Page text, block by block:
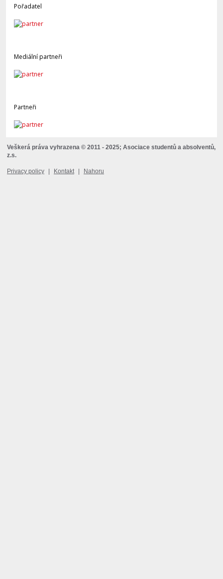
Pořadatel
Mediální partneři
Partneři
Veškerá práva vyhrazena © 2011 - 2025; Asociace studentů a absolventů,
z.s.
Privacy policy | Kontakt | Nahoru